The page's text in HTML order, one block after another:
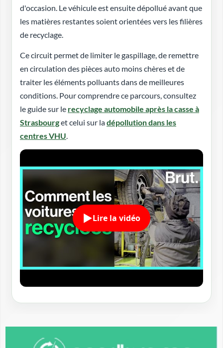
d'occasion. Le véhicule est ensuite dépollué avant que
les matières restantes soient orientées vers les filières
de recyclage.
Ce circuit permet de limiter le gaspillage, de remettre
en circulation des pièces auto moins chères et de
traiter les éléments polluants dans de meilleures
conditions. Pour comprendre ce parcours, consultez
le guide sur le recyclage automobile après la casse à
Strasbourget celui sur ladépollution dans les
centres VHU.
Lire la vidéo